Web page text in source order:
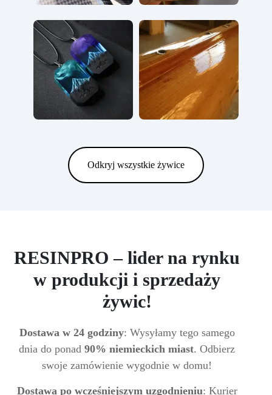
Odkryj wszystkie żywice
RESINPRO – lider na rynku
w produkcji i sprzedaży
żywic!
Dostawa w 24 godziny: Wysyłamy tego samego
dnia do ponad 90% niemieckich miast. Odbierz
swoje zamówienie wygodnie w domu!
Dostawa po wcześniejszym uzgodnieniu: Kurier